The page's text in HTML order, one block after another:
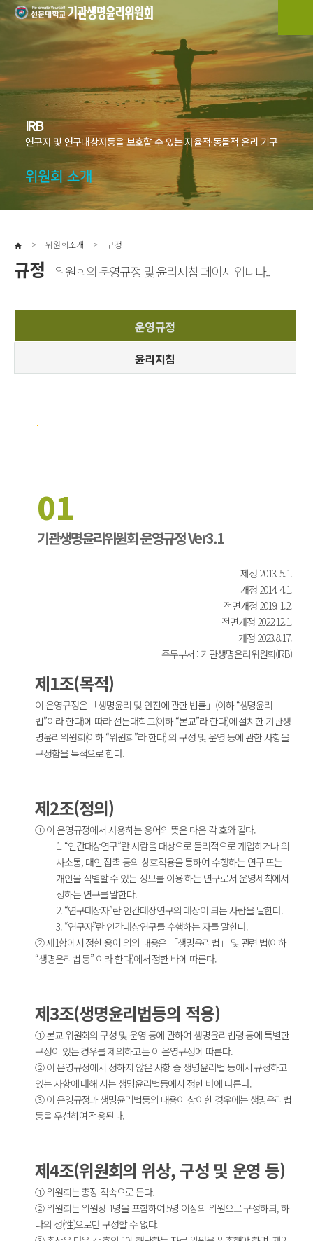
위원회소개
위원회안내
규정
찾아오시는길
심사및증명서
신청및심사절차
관련사이트
IRB
연구자 및 연구대상자등을 보호할 수 있는 자율적·동물적 윤리 기구
위원회 소개
home > 위원회소개 > 규정
규정 위원회의 운영규정 및 윤리지침 페이지 입니다..
운영규정
윤리지침
01
기관생명윤리위원회 운영규정 Ver3.1
제정 2013. 5.1.
개정 2014. 4.1.
전면개정 2019. 1.2.
전면개정 2022.12.1.
개정 2023.8.17.
주무부서 : 기관생명윤리위원회(IRB)
제1조(목적)
이 운영규정은 「생명윤리 및 안전에 관한 법률」(이하 “생명윤리
법”이라 한다)에 따라 선문대학교(이하 “본교”라 한다)에 설치한 기관생
명윤리위원회(이하 “위원회”라 한다) 의 구성 및 운영 등에 관한 사항을
규정함을 목적으로 한다.
제2조(정의)
① 이 운영규정에서 사용하는 용어의 뜻은 다음 각 호와 같다.
1. “인간대상연구”란 사람을 대상으로 물리적으로 개입하거나 의
사소통, 대인 접촉 등의 상호작용을 통하여 수행하는 연구 또는
개인을 식별할 수 있는 정보를 이용 하는 연구로서 운영세칙에서
정하는 연구를 말한다.
2. “연구대상자”란 인간대상연구의 대상이 되는 사람을 말한다.
3. “연구자”란 인간대상연구를 수행하는 자를 말한다.
② 제1항에서 정한 용어 외의 내용은 「생명윤리법」 및 관련 법(이하
“생명윤리법 등” 이라 한다)에서 정한 바에 따른다.
제3조(생명윤리법등의 적용)
① 본교 위원회의 구성 및 운영 등에 관하여 생명윤리법령 등에 특별한
규정이 있는 경우를 제외하고는 이 운영규정에 따른다.
② 이 운영규정에서 정하지 않은 사항 중 생명윤리법 등에서 규정하고
있는 사항에 대해 서는 생명윤리법등에서 정한 바에 따른다.
③ 이 운영규정과 생명윤리법등의 내용이 상이한 경우에는 생명윤리법
등을 우선하여 적용된다.
제4조(위원회의 위상, 구성 및 운영 등)
① 위원회는 총장 직속으로 둔다.
② 위원회는 위원장 1명을 포함하여 5명 이상의 위원으로 구성하되, 하
나의 성(性)으로만 구성할 수 없다.